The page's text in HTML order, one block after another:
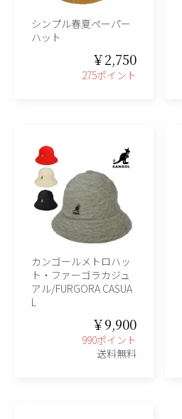
シンプル春夏ペーパー
ハット
￥2,750
275ポイント
カンゴールメトロハッ
ト・ファーゴラカジュ
アル/FURGORA CASUA
L
￥9,900
990ポイント
送料無料